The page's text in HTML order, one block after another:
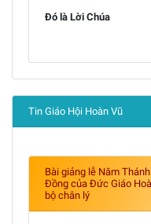
Đó là Lời Chúa
Tin Giáo Hội Hoàn Vũ
Bài giảng lễ Năm
Đồng của Đức Giáo
bộ chân lý